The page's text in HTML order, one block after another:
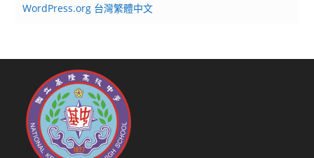
WordPress.org 台灣繁體中文